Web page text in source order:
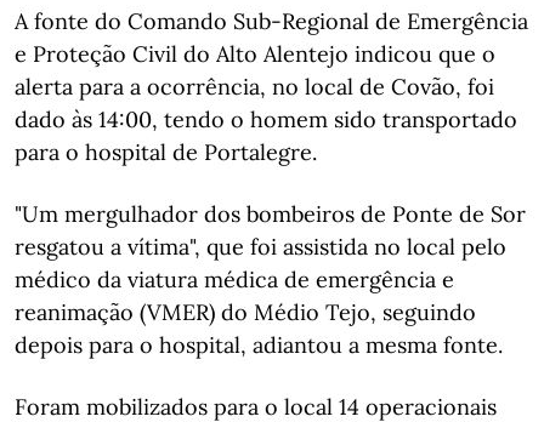
A fonte do Comando Sub-Regional de Emergência
e Proteção Civil do Alto Alentejo indicou que o
alerta para a ocorrência, no local de Covão, foi
dado às 14:00, tendo o homem sido transportado
para o hospital de Portalegre.
"Um mergulhador dos bombeiros de Ponte de Sor
resgatou a vítima", que foi assistida no local pelo
médico da viatura médica de emergência e
reanimação (VMER) do Médio Tejo, seguindo
depois para o hospital, adiantou a mesma fonte.
Foram mobilizados para o local 14 operacionais